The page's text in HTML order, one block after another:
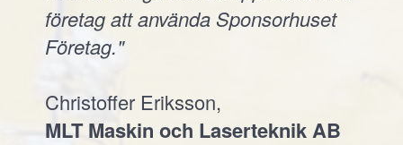
företag att använda Sponsorhuset
Företag."
Christoffer Eriksson,
MLT Maskin och Laserteknik AB